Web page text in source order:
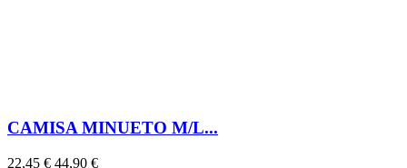
CAMISA MINUETO M/L...
22,45 € 44,90 €